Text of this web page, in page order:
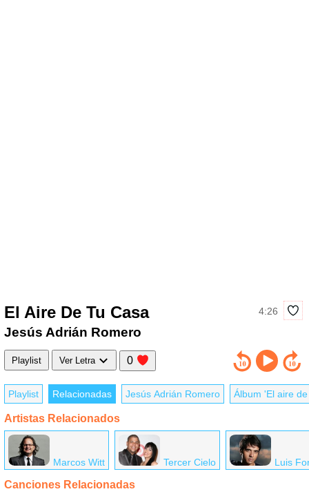
El Aire De Tu Casa 4:26
Jesús Adrián Romero
Playlist Ver Letra 0
Playlist Relacionadas Jesús Adrián Romero Álbum 'El aire
Artistas Relacionados
Marcos Witt Tercer Cielo Luis
Canciones Relacionadas